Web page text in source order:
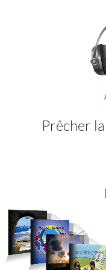
Prêcher